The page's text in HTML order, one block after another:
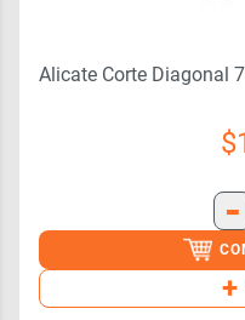
Alicate Corte Diagonal
$
-
+